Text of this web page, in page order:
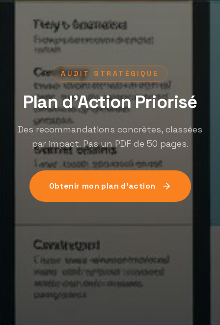
AUDIT STRATÉGIQUE
Plan d'Action Priorisé
Des recommandations concrètes, classées
par impact. Pas un PDF de 50 pages.
Obtenir mon plan d'action